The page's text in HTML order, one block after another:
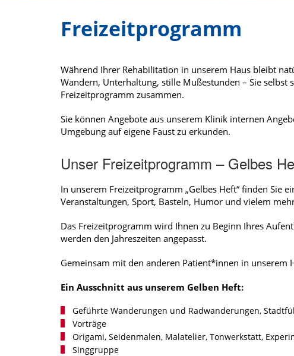
Freizeitprogramm
Während Ihrer Rehabilitation in unserem Haus bleibt
Wandern, Unterhaltung, stille Mußestunden – Sie
Freizeitprogramm zusammen.
Sie können Angebote aus unserem Klinik internen
Umgebung auf eigene Faust zu erkunden.
Unser Freizeitprogramm – Gelbes
In unserem Freizeitprogramm „Gelbes Heft“ finden Sie
Veranstaltungen, Sport, Basteln, Humor und vielem
Das Freizeitprogramm wird Ihnen zu Beginn Ihres
werden den Jahreszeiten angepasst.
Gemeinsam mit den anderen Patient*innen in unserem
Ein Ausschnitt aus unserem Gelben Heft:
Geführte Wanderungen und Radwanderungen,
Vorträge
Origami, Seidenmalen, Malatelier, Tonwerkstatt,
Singgruppe